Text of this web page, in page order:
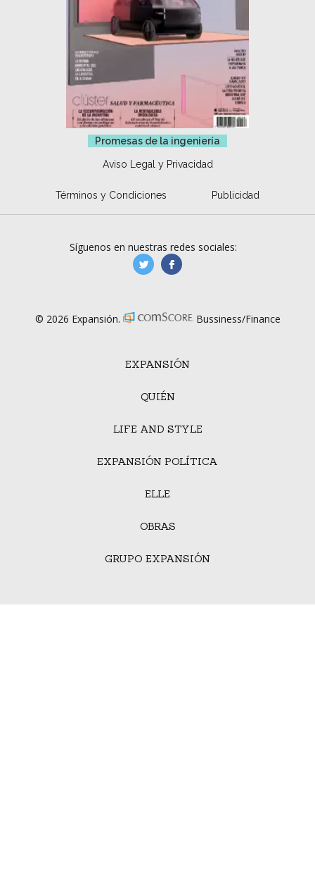
Promesas de la ingeniería
Aviso Legal y Privacidad
Términos y Condiciones Publicidad
EXPANSIÓN
QUIÉN
LIFE AND STYLE
EXPANSIÓN POLÍTICA
ELLE
OBRAS
GRUPO EXPANSIÓN
Síguenos en nuestras redes sociales:
manufacturaGE
© 2026 Expansión. Bussiness/Finance